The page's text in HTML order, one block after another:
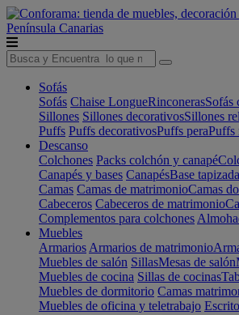
Península Canarias
Sofás
Sofás Chaise LongueRinconerasSofás
Sillones Sillones decorativosSillones
Puffs Puffs decorativosPuffs peraPuffs
Descanso
Colchones Packs colchón y canapé
Canapés y bases CanapésBase
Camas Camas de matrimonioCamas
Cabeceros Cabeceros de matrimonio
Complementos para colchones
Muebles
Armarios Armarios de matrimonio
Muebles de salón SillasMesas de salón
Muebles de cocina Sillas de cocinas
Muebles de dormitorio Camas
Muebles de oficina y teletrabajo